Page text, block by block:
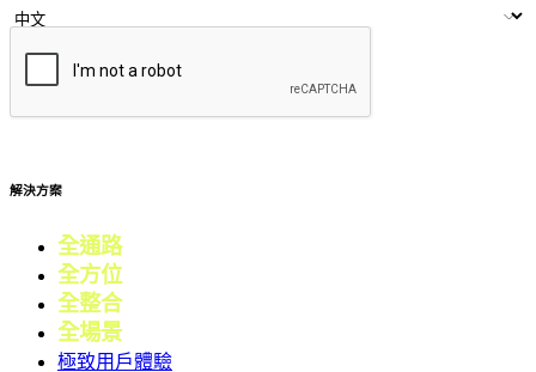
解決方案
全通路電商
全方位零售
全整合行銷
全場景
極致用戶體驗